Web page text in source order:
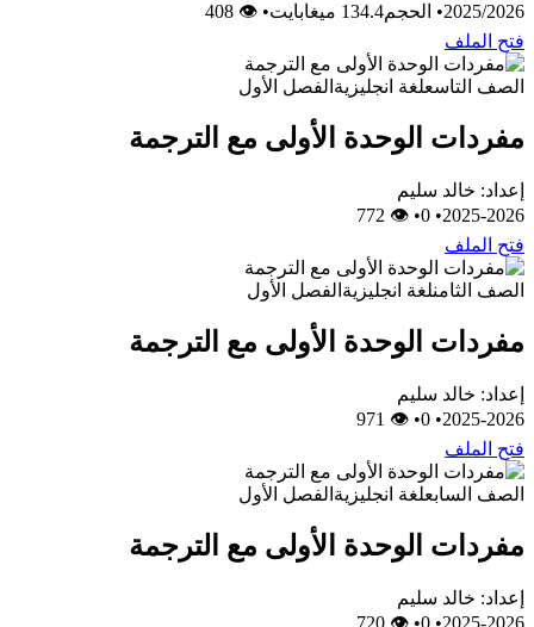
2025/2026
•الحجم134.4 ميغابايت •
👁 408
فتح الملف
الصف التاسعلغة انجليزيةالفصل الأول
مفردات الوحدة الأولى مع الترجمة
إعداد: خالد سليم
2025-2026
•
0
•
👁 772
فتح الملف
الصف الثامنلغة انجليزيةالفصل الأول
مفردات الوحدة الأولى مع الترجمة
إعداد: خالد سليم
2025-2026
•
0
•
👁 971
فتح الملف
الصف السابعلغة انجليزيةالفصل الأول
مفردات الوحدة الأولى مع الترجمة
إعداد: خالد سليم
2025-2026
•
0
•
👁 720